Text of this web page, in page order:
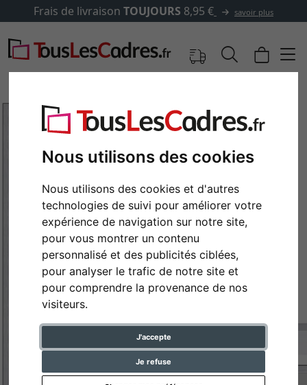
Nous utilisons des cookies
Nous utilisons des cookies et d'autres
technologies de suivi pour améliorer votre
expérience de navigation sur notre site,
pour vous montrer un contenu
personnalisé et des publicités ciblées,
pour analyser le trafic de notre site et
pour comprendre la provenance de nos
visiteurs.
J'accepte
Je refuse
Frais de livraison TOUJOURS 8,95 € savoir plus
Retour